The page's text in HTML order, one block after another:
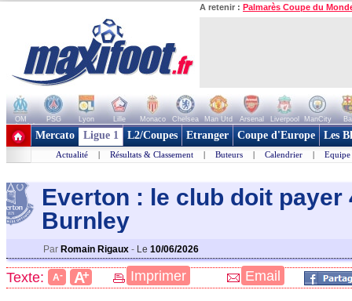
A retenir : Palmarès Coupe du
OM PSG Lyon Lille Monaco Chelsea Man Utd Arsenal Liverpool ManCity
+ de clubs
Mercato Ligue 1 L2/Coupes Etranger Coupe d'Europe Les
Actualité | Résultats & Classement | Buteurs | Calendrier | Equipe
Everton : le club doit payer
Burnley
Par Romain Rigaux - Le 10/06/2026
Texte: A- A+ Imprimer Email